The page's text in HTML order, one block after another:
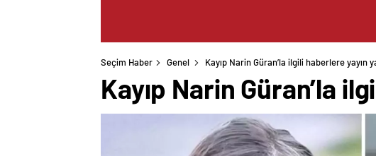
Seçim Haber Genel Kayıp Narin Güran’la ilgili haberlere yayın
Kayıp Narin Güran’la